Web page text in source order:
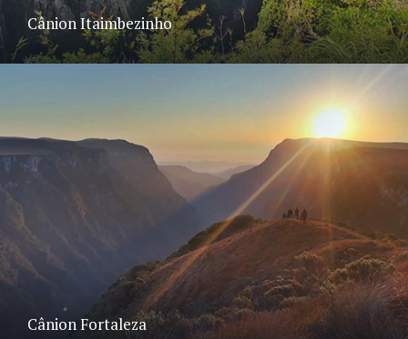
Cânion Itaimbezinho
Cânion Fortaleza